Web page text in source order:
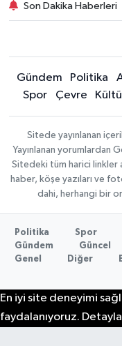
Son Dakika Haberleri
Gündem Politika
Spor
Çevre
Sitede yayınlanan
Yayınlanan yorumlardan
Sitedeki tüm harici linkler
haber, köşe yazıları ve
dahi, herhangi bir
Politika Spor
Gündem
Güncel
Genel
Diğer
En iyi site deneyimi
faydalanıyoruz.